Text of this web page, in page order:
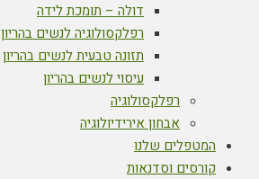
דולה – תומכת לידה
רפלקסולוגיה לנשים בהריון
תזונה טבעית לנשים בהריון
עיסוי לנשים בהריון
רפלקסולוגיה
אבחון אירידיולוגיה
המטפלים שלנו
קורסים וסדנאות